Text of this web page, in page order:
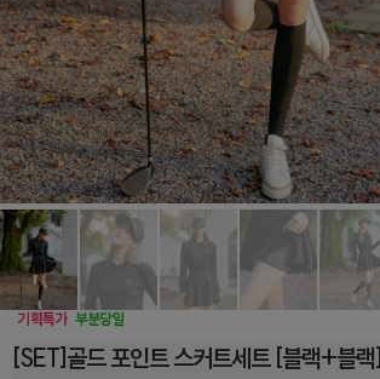
[SET]골드 포인트 스커트세트 [블랙+블랙]